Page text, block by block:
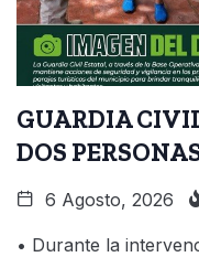
GUARDIA
DOS
6 Agosto, 2026
• Durante la